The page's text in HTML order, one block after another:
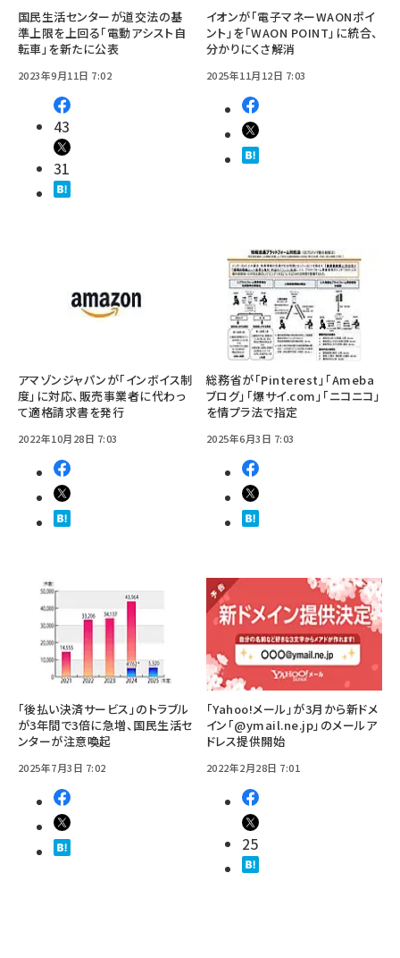
国民生活センターが道交法の基
準上限を上回る「電動アシスト自
転車」を新たに公表
2023年9月11日 7:02
43
31
イオンが「電子マネーWAONポイ
ント」を「WAON POINT」に統合、
分かりにくさ解消
2025年11月12日 7:03
アマゾンジャパンが「インボイス制
度」に対応、販売事業者に代わっ
て適格請求書を発行
2022年10月28日 7:03
総務省が「Pinterest」「Ameba
ブログ」「爆サイ.com」「ニコニコ」
を情プラ法で指定
2025年6月3日 7:03
「後払い決済サービス」のトラブル
が3年間で3倍に急増、国民生活セ
ンターが注意喚起
2025年7月3日 7:02
「Yahoo!メール」が3月から新ドメ
イン「@ymail.ne.jp」のメールア
ドレス提供開始
2022年2月28日 7:01
25